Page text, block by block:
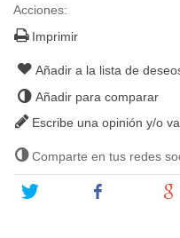
Acciones:
Imprimir
Añadir a la lista de
Añadir para comparar
Escribe una opinión y/o
Comparte en tus redes
Tweet